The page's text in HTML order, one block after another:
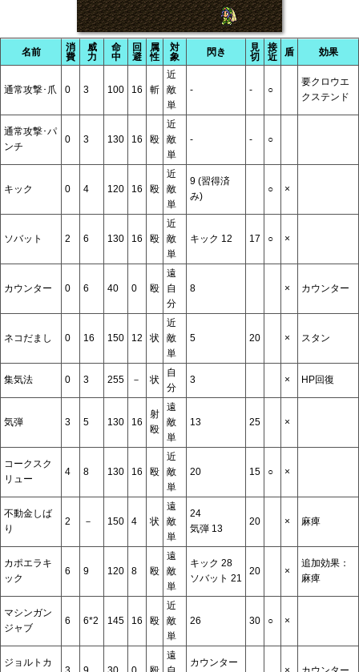
名前
消
費
威
力
命
中
回
避
属
性
対
象
閃き
見
切
接
近
盾 効果
通常攻撃･爪 0 3 100 16 斬
近
敵
単
- - ○
要クロウエ
クステンド
通常攻撃･パ
ンチ
0 3 130 16 殴
近
敵
単
- - ○
キック 0 4 120 16 殴
近
敵
単
9 (習得済
み)
○ ×
ソバット 2 6 130 16 殴
近
敵
単
キック 12 17 ○ ×
カウンター 0 6 40 0 殴
遠
自
分
8 × カウンター
ネコだまし 0 16 150 12 状
近
敵
単
5 20 × スタン
集気法 0 3 255 － 状
自
分
3 × HP回復
気弾 3 5 130 16
射
殴
遠
敵
単
13 25 ×
コークスク
リュー
4 8 130 16 殴
近
敵
単
20 15 ○ ×
不動金しば
り
2 － 150 4 状
遠
敵
単
24
気弾 13
20 × 麻痺
カポエラキ
ック
6 9 120 8 殴
遠
敵
単
キック 28
ソバット 21
20 ×
追加効果：
麻痺
マシンガン
ジャブ
6 6*2 145 16 殴
近
敵
単
26 30 ○ ×
ジョルトカ
遠
カウンター